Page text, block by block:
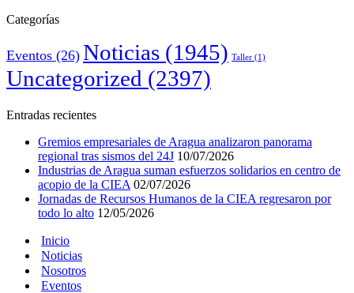
Categorías
Eventos (26) Noticias (1945) Taller (1)
Uncategorized (2397)
Entradas recientes
Gremios empresariales de Aragua analizaron panorama
regional tras sismos del 24J 10/07/2026
Industrias de Aragua suman esfuerzos solidarios en centro de
acopio de la CIEA 02/07/2026
Jornadas de Recursos Humanos de la CIEA regresaron por
todo lo alto 12/05/2026
Inicio
Noticias
Nosotros
Eventos